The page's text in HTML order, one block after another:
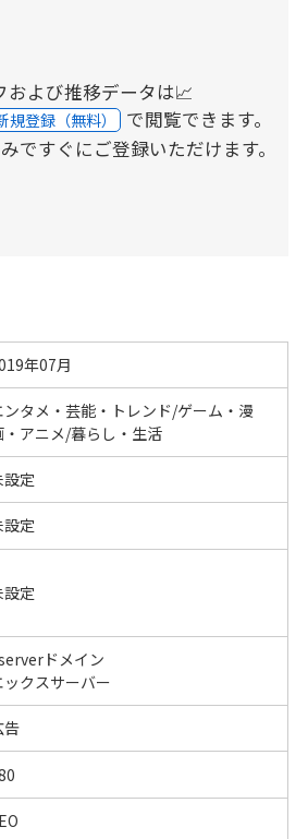
および推移データは📈
規登録（無料） で閲覧できます。
ですぐにご登録いただけます。
年07月
ンタメ・芸能・トレンド/ゲーム・漫
・アニメ/暮らし・生活
設定
設定
設定
ドメイン
ックスサーバー
告